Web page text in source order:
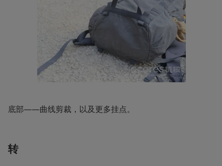
底部——曲线剪裁，以及更多挂点。
转